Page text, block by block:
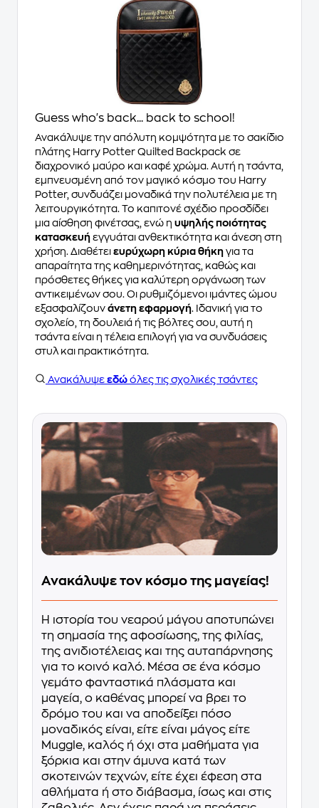
Guess who's back... back to school!
Ανακάλυψε την απόλυτη κομψότητα με το σακίδιο
πλάτης Harry Potter Quilted Backpack σε
διαχρονικό μαύρο και καφέ χρώμα. Αυτή η τσάντα,
εμπνευσμένη από τον μαγικό κόσμο του Harry
Potter, συνδυάζει μοναδικά την πολυτέλεια με τη
λειτουργικότητα. Το καπιτονέ σχέδιο προσδίδει
μια αίσθηση φινέτσας, ενώ η υψηλής ποιότητας
κατασκευή εγγυάται ανθεκτικότητα και άνεση στη
χρήση. Διαθέτει ευρύχωρη κύρια θήκη για τα
απαραίτητα της καθημερινότητας, καθώς και
πρόσθετες θήκες για καλύτερη οργάνωση των
αντικειμένων σου. Οι ρυθμιζόμενοι ιμάντες ώμου
εξασφαλίζουν άνετη εφαρμογή. Ιδανική για το
σχολείο, τη δουλειά ή τις βόλτες σου, αυτή η
τσάντα είναι η τέλεια επιλογή για να συνδυάσεις
στυλ και πρακτικότητα.
Ανακάλυψε εδώ όλες τις σχολικές τσάντες
Ανακάλυψε τον κόσμο της μαγείας!
Η ιστορία του νεαρού μάγου αποτυπώνει
τη σημασία της αφοσίωσης, της φιλίας,
της ανιδιοτέλειας και της αυταπάρνησης
για το κοινό καλό. Μέσα σε ένα κόσμο
γεμάτο φανταστικά πλάσματα και
μαγεία, ο καθένας μπορεί να βρει το
δρόμο του και να αποδείξει πόσο
μοναδικός είναι, είτε είναι μάγος είτε
Muggle, καλός ή όχι στα μαθήματα για
ξόρκια και στην άμυνα κατά των
σκοτεινών τεχνών, είτε έχει έφεση στα
αθλήματα ή στο διάβασμα, ίσως και στις